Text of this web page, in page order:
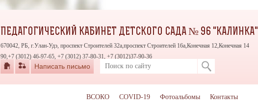
ПЕДАГОГИЧЕСКИЙ КАБИНЕТ ДЕТСКОГО САДА № 96 "КАЛИНКА"
670042, РБ, г.Улан-Удэ, проспект Строителей 32а,проспект Строителей 16а,Конечная 12,Конечная 14
90,+7 (3012) 46-97-65, +7 (3012) 37-80-31, +7 (3012)37-90-36
Написать письмо
ВСОКО COVID-19 Фотоальбомы Контакты